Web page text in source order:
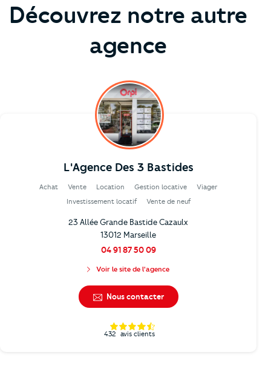
Découvrez notre autre
agence
L'Agence Des 3 Bastides
Achat Vente Location Gestion locative
Viager
Investissement locatif
Vente de neuf
23 Allée Grande Bastide Cazaulx
13012 Marseille
04 91 87 50 09
Voir le site de l'agence
Nous contacter
432 avis clients